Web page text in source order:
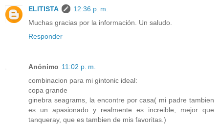
ELITISTA
12:36 p. m.
Muchas gracias por la información. Un saludo.
Responder
Anónimo 11:02 p. m.
combinacion para mi gintonic ideal:
copa grande
ginebra seagrams, la encontre por casa( mi padre tambien
es un apasionado y realmente es increible, mejor que
tanqueray, que es tambien de mis favoritas.)